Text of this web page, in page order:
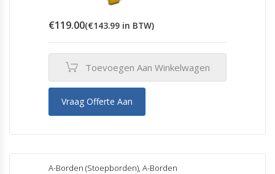
€119.00(€143.99 in BTW)
Toevoegen Aan Winkelwagen
Vraag Offerte Aan
A-Borden (Stoepborden), A-Borden